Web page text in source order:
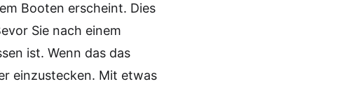
Booten erscheint. Dies
Sie nach einem
ist. Wenn das das
einzustecken. Mit etwas